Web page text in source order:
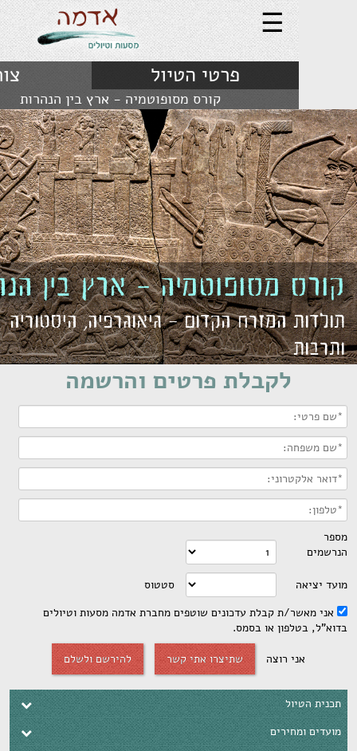
צור קשר פרטי הטיול
קורס מסופוטמיה - ארץ בין הנהרות
מסופוטמיה - ארץ בין הנהרות
המזרח הקדום – גיאוגרפיה, היסטוריה
לקבלת פרטים והרשמה
ת קבלת עדכונים שוטפים מחברת אדמה מסעות וטיולים
או בסמס.
שתיצרו אתי קשר להירשם ולשלם